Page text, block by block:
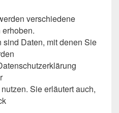
verschiedene
Daten, mit denen Sie
Sie erläutert auch,